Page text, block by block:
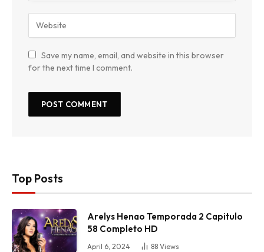
Save my name, email, and website in this browser
for the next time I comment.
Top Posts
Arelys Henao Temporada 2 Capitulo
58 Completo HD
April 6, 2024 88 Views